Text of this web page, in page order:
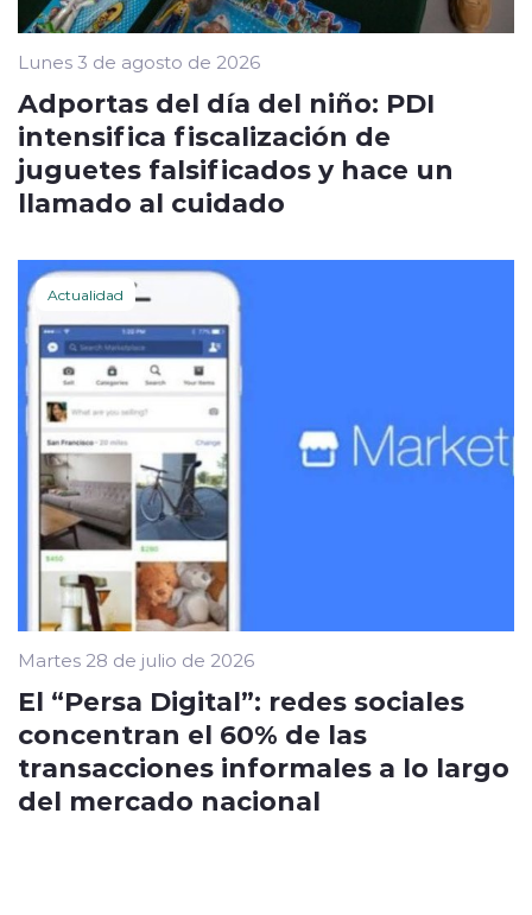
Lunes 3 de agosto de 2026
Adportas del día del niño: PDI
intensifica fiscalización de
juguetes falsificados y hace un
llamado al cuidado
Actualidad
Martes 28 de julio de 2026
El “Persa Digital”: redes sociales
concentran el 60% de las
transacciones informales a lo largo
del mercado nacional